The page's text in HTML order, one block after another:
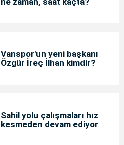
Vanspor'un yeni başkanı
Özgür İreç İlhan kimdir?
Sahil yolu çalışmaları hız
kesmeden devam ediyor